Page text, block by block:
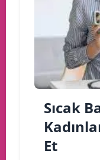
Sıcak
Et